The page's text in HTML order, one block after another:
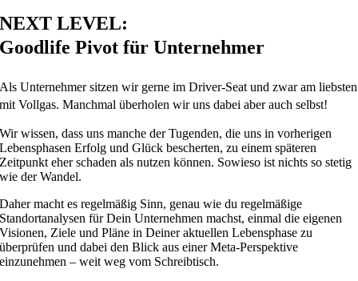
NEXT LEVEL:
Goodlife Pivot für Unternehmer
Als Unternehmer sitzen wir gerne imDriver-Seat und zwar am liebsten
mit Vollgas. Manchmalüberholen wir uns dabei aber auch selbst!
Wir wissen, dass uns manche der Tugenden, die uns in vorherigen
Lebensphasen Erfolg und Glück bescherten, zu einem späteren
Zeitpunkt eher schaden als nutzen können. Sowieso ist nichts so stetig
wie der Wandel.
Daher macht es regelmäßig Sinn, genau wie du regelmäßige
Standortanalysen für Dein Unternehmen machst, einmal die eigenen
Visionen, Ziele und Pläne in Deiner aktuellen Lebensphase zu
überprüfen und dabei den Blick aus einer Meta-Perspektive
einzunehmen – weit weg vom Schreibtisch.